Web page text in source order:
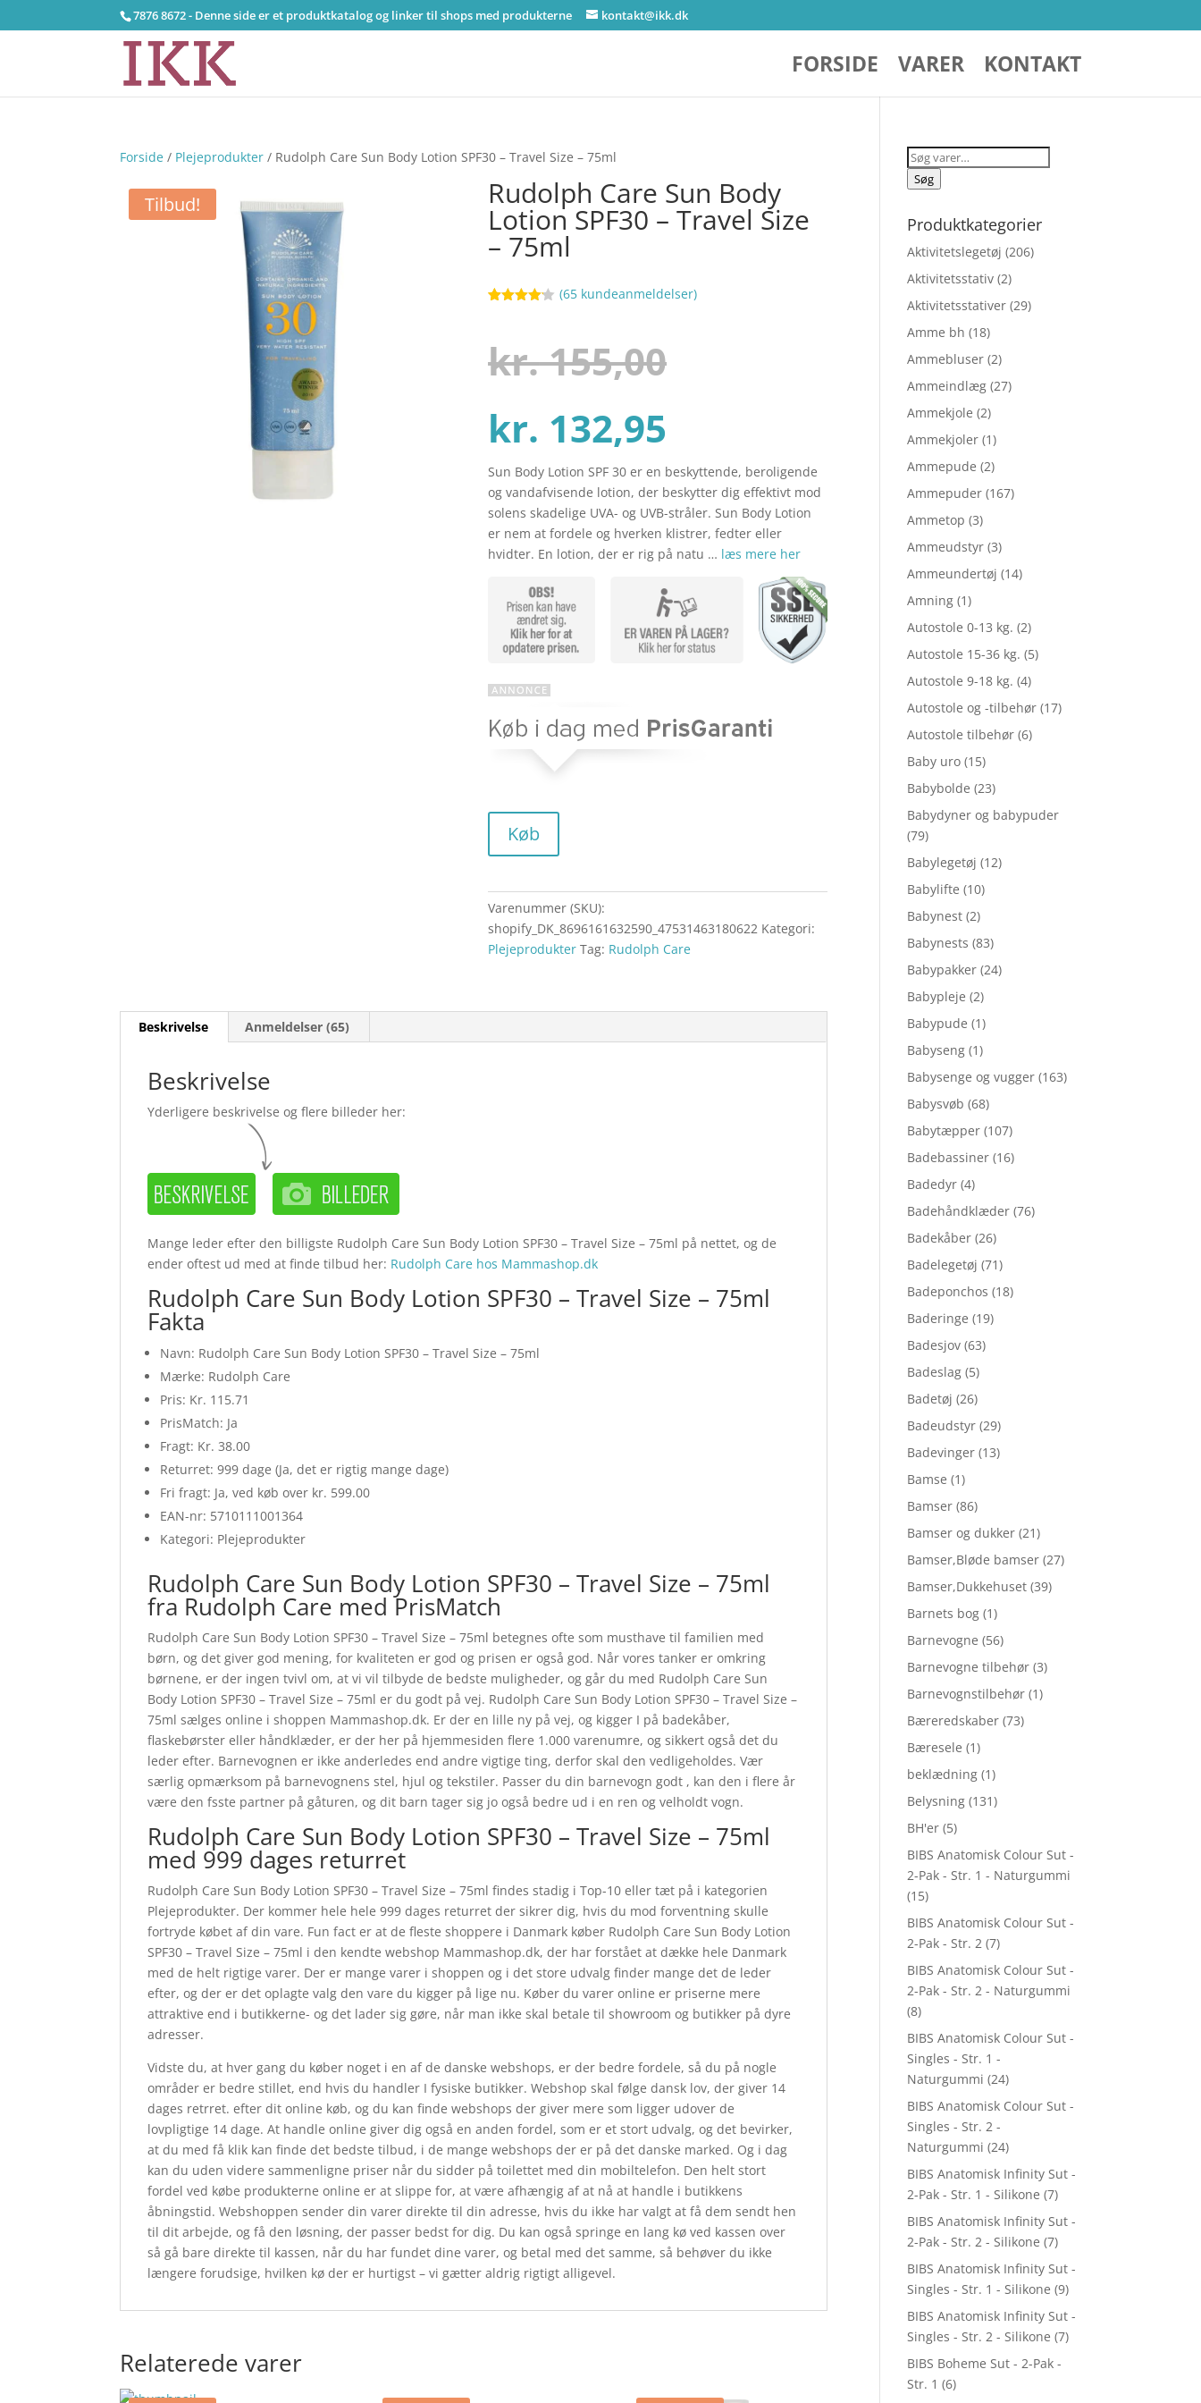
7876 8672 - Denne side er et produktkatalog og linker til shops med produkterne kontakt@ikk.dk
FORSIDE VARER KONTAKT
Forside / Plejeprodukter / Rudolph Care Sun Body Lotion SPF30 – Travel Size – 75ml
Tilbud! Rudolph Care Sun Body
Lotion SPF30 – Travel Size
– 75ml
baseret
på
kundebedø
(65kundeanmeldelser)
kr.155,00
pris
var:
kr. 155,00.
kr. 132,95
aktuelle
pris
er:
Sun Body Lotion SPF 30 er en beskyttende, beroligende
og vandafvisende lotion, der beskytter dig effektivt mod
solens skadelige UVA- og UVB-stråler. Sun Body Lotion
er nem at fordele og hverken klistrer, fedter eller
hvidter. En lotion, der er rig på natu … læs mere her
Køb
Varenummer (SKU):
shopify_DK_8696161632590_47531463180622 Kategori:
Plejeprodukter Tag: Rudolph Care
Beskrivelse Anmeldelser (65)
Beskrivelse
Yderligere beskrivelse og flere billeder her:
Mange leder efter den billigste Rudolph Care Sun Body Lotion SPF30 – Travel Size – 75ml på nettet, og de
ender oftest ud med at finde tilbud her: Rudolph Care hos Mammashop.dk
Rudolph Care Sun Body Lotion SPF30 – Travel Size – 75ml
Fakta
Navn: Rudolph Care Sun Body Lotion SPF30 – Travel Size – 75ml
Mærke: Rudolph Care
Pris: Kr. 115.71
PrisMatch: Ja
Fragt: Kr. 38.00
Returret: 999 dage (Ja, det er rigtig mange dage)
Fri fragt: Ja, ved køb over kr. 599.00
EAN-nr: 5710111001364
Kategori: Plejeprodukter
Rudolph Care Sun Body Lotion SPF30 – Travel Size – 75ml
fra Rudolph Care med PrisMatch
Rudolph Care Sun Body Lotion SPF30 – Travel Size – 75ml betegnes ofte som musthave til familien med
børn, og det giver god mening, for kvaliteten er god og prisen er også god. Når vores tanker er omkring
børnene, er der ingen tvivl om, at vi vil tilbyde de bedste muligheder, og går du med Rudolph Care Sun
Body Lotion SPF30 – Travel Size – 75ml er du godt på vej. Rudolph Care Sun Body Lotion SPF30 – Travel Size –
75ml sælges online i shoppen Mammashop.dk. Er der en lille ny på vej, og kigger I på badekåber,
flaskebørster eller håndklæder, er der her på hjemmesiden flere 1.000 varenumre, og sikkert også det du
leder efter. Barnevognen er ikke anderledes end andre vigtige ting, derfor skal den vedligeholdes. Vær
særlig opmærksom på barnevognens stel, hjul og tekstiler. Passer du din barnevogn godt , kan den i flere år
være den fsste partner på gåturen, og dit barn tager sig jo også bedre ud i en ren og velholdt vogn.
Rudolph Care Sun Body Lotion SPF30 – Travel Size – 75ml
med 999 dages returret
Rudolph Care Sun Body Lotion SPF30 – Travel Size – 75ml findes stadig i Top-10 eller tæt på i kategorien
Plejeprodukter. Der kommer hele hele 999 dages returret der sikrer dig, hvis du mod forventning skulle
fortryde købet af din vare. Fun fact er at de fleste shoppere i Danmark køber Rudolph Care Sun Body Lotion
SPF30 – Travel Size – 75ml i den kendte webshop Mammashop.dk, der har forstået at dække hele Danmark
med de helt rigtige varer. Der er mange varer i shoppen og i det store udvalg finder mange det de leder
efter, og der er det oplagte valg den vare du kigger på lige nu. Køber du varer online er priserne mere
attraktive end i butikkerne- og det lader sig gøre, når man ikke skal betale til showroom og butikker på dyre
adresser.
Vidste du, at hver gang du køber noget i en af de danske webshops, er der bedre fordele, så du på nogle
områder er bedre stillet, end hvis du handler I fysiske butikker. Webshop skal følge dansk lov, der giver 14
dages retrret. efter dit online køb, og du kan finde webshops der giver mere som ligger udover de
lovpligtige 14 dage. At handle online giver dig også en anden fordel, som er et stort udvalg, og det bevirker,
at du med få klik kan finde det bedste tilbud, i de mange webshops der er på det danske marked. Og i dag
kan du uden videre sammenligne priser når du sidder på toilettet med din mobiltelefon. Den helt stort
fordel ved købe produkterne online er at slippe for, at være afhængig af at nå at handle i butikkens
åbningstid. Webshoppen sender din varer direkte til din adresse, hvis du ikke har valgt at få dem sendt hen
til dit arbejde, og få den løsning, der passer bedst for dig. Du kan også springe en lang kø ved kassen over
så gå bare direkte til kassen, når du har fundet dine varer, og betal med det samme, så behøver du ikke
længere forudsige, hvilken kø der er hurtigst – vi gætter aldrig rigtigt alligevel.
Relaterede varer
Søg
efter:
Søg
Produktkategorier
Aktivitetslegetøj (206)
Aktivitetsstativ (2)
Aktivitetsstativer (29)
Amme bh (18)
Ammebluser (2)
Ammeindlæg (27)
Ammekjole (2)
Ammekjoler (1)
Ammepude (2)
Ammepuder (167)
Ammetop (3)
Ammeudstyr (3)
Ammeundertøj (14)
Amning (1)
Autostole 0-13 kg. (2)
Autostole 15-36 kg. (5)
Autostole 9-18 kg. (4)
Autostole og -tilbehør (17)
Autostole tilbehør (6)
Baby uro (15)
Babybolde (23)
Babydyner og babypuder
(79)
Babylegetøj (12)
Babylifte (10)
Babynest (2)
Babynests (83)
Babypakker (24)
Babypleje (2)
Babypude (1)
Babyseng (1)
Babysenge og vugger (163)
Babysvøb (68)
Babytæpper (107)
Badebassiner (16)
Badedyr (4)
Badehåndklæder (76)
Badekåber (26)
Badelegetøj (71)
Badeponchos (18)
Baderinge (19)
Badesjov (63)
Badeslag (5)
Badetøj (26)
Badeudstyr (29)
Badevinger (13)
Bamse (1)
Bamser (86)
Bamser og dukker (21)
Bamser,Bløde bamser (27)
Bamser,Dukkehuset (39)
Barnets bog (1)
Barnevogne (56)
Barnevogne tilbehør (3)
Barnevognstilbehør (1)
Bæreredskaber (73)
Bæresele (1)
beklædning (1)
Belysning (131)
BH'er (5)
BIBS Anatomisk Colour Sut -
2-Pak - Str. 1 - Naturgummi
(15)
BIBS Anatomisk Colour Sut -
2-Pak - Str. 2 (7)
BIBS Anatomisk Colour Sut -
2-Pak - Str. 2 - Naturgummi
(8)
BIBS Anatomisk Colour Sut -
Singles - Str. 1 -
Naturgummi (24)
BIBS Anatomisk Colour Sut -
Singles - Str. 2 -
Naturgummi (24)
BIBS Anatomisk Infinity Sut -
2-Pak - Str. 1 - Silikone (7)
BIBS Anatomisk Infinity Sut -
2-Pak - Str. 2 - Silikone (7)
BIBS Anatomisk Infinity Sut -
Singles - Str. 1 - Silikone (9)
BIBS Anatomisk Infinity Sut -
Singles - Str. 2 - Silikone (7)
BIBS Boheme Sut - 2-Pak -
Str. 1 (6)